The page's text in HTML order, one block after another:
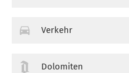
Verkehr
Dolomiten